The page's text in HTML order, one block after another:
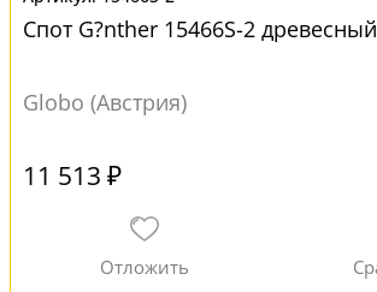
Спот G?nther 15466S-2 древесный
Globo (Австрия)
11 513 ₽